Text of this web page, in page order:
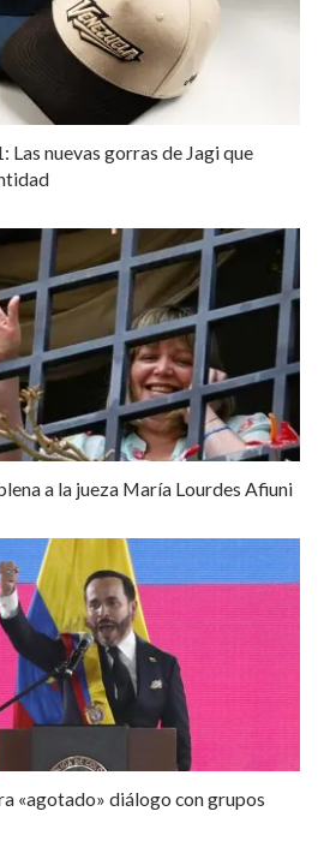
Las nuevas gorras de Jagi que
a la jueza María Lourdes Afiuni
«agotado» diálogo con grupos